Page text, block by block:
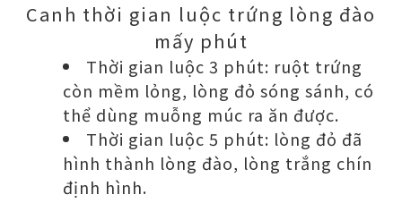
Canh thời gian luộc trứng lòng đào
mấy phút
Thời gian luộc 3 phút: ruột trứng
còn mềm lỏng, lòng đỏ sóng sánh, có
thể dùng muỗng múc ra ăn được.
Thời gian luộc 5 phút: lòng đỏ đã
hình thành lòng đào, lòng trắng chín
định hình.